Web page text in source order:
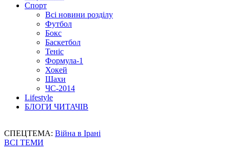
Спорт
Всі новини розділу
Футбол
Бокс
Баскетбол
Теніс
Формула-1
Хокей
Шахи
ЧС-2014
Lifestyle
БЛОГИ ЧИТАЧІВ
СПЕЦТЕМА: Війна в Ірані
ВСІ ТЕМИ